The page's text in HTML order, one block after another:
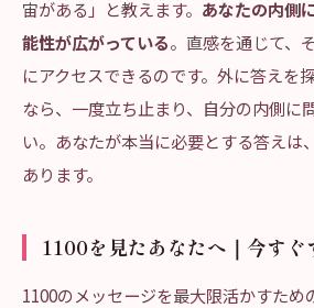
宙がある」と教えます。 あなたの内側
能性が広がっている。直感を通じて、
にアクセスできるのです。外に答えを
なら、一度立ち止まり、自分の内側に
い。あなたが本当に必要とする答えは
あります。
1100を見たあなたへ｜今すぐ
1100のメッセージを最大限活かすため